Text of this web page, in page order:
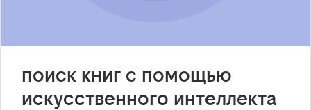
поиск книг с помощью
искусственного интеллекта